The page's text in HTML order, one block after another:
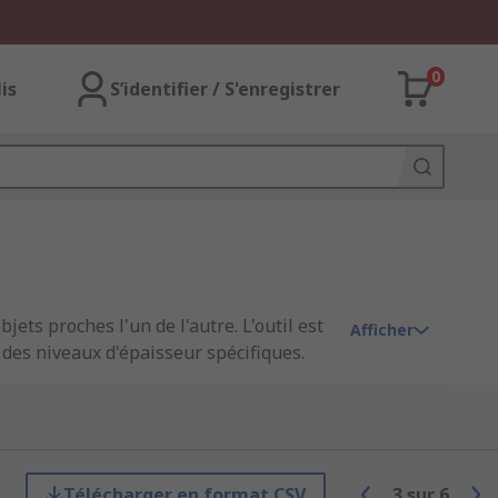
S’identifier / S'enregistrer
0
proches l'un de l'autre. L'outil est
niveaux d'épaisseur spécifiques.
garantir que les pièces
Afficher